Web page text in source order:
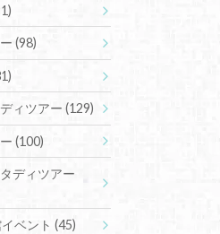
ー(98)
ィツアー(129)
ー(100)
ディツアー
イベント(45)